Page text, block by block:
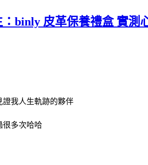
binly 皮革保養禮盒 實測
證我人生軌跡的夥伴
很多次哈哈